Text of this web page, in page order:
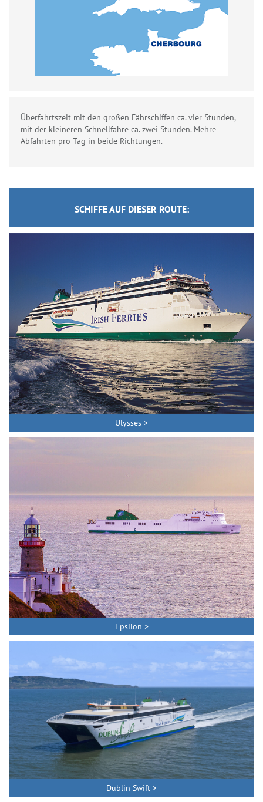
Überfahrtszeit mit den großen Fährschiffen ca. vier Stunden,
mit der kleineren Schnellfähre ca. zwei Stunden. Mehre
Abfahrten pro Tag in beide Richtungen.
SCHIFFE AUF DIESER ROUTE:
Ulysses >
Epsilon >
Dublin Swift >